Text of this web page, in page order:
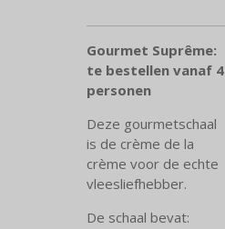
Gourmet Suprême:
te bestellen vanaf 4
personen
Deze gourmetschaal
is de crème de la
crème voor de echte
vleesliefhebber.
De schaal bevat: